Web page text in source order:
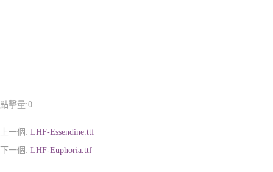
點擊量:0
上一個: LHF-Essendine.ttf
下一個: LHF-Euphoria.ttf